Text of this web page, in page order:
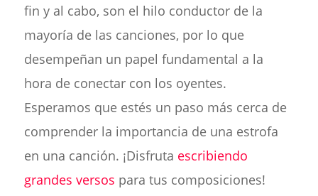
fin y al cabo, son el hilo conductor de la
mayoría de las canciones, por lo que
desempeñan un papel fundamental a la
hora de conectar con los oyentes.
Esperamos que estés un paso más cerca de
comprender la importancia de una estrofa
en una canción. ¡Disfruta escribiendo
grandes versos para tus composiciones!